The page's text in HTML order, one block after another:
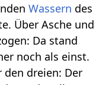
Wassern des
Über Asche und
Da stand
noch als einst.
dreien: Der